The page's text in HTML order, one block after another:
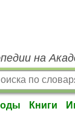
на
Книги